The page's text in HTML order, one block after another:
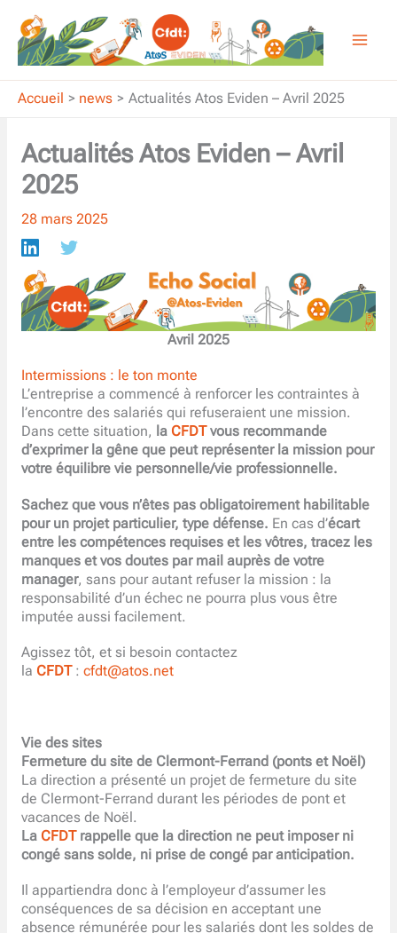
contenu
Accueil news Actualités Atos Eviden – Avril 2025
Actualités Atos Eviden – Avril
2025
28 mars 2025
Avril 2025
Intermissions : le ton monte
L’entreprise a commencé à renforcer les contraintes à
l’encontre des salariés qui refuseraient une mission.
Dans cette situation, la CFDTvous recommande
d’exprimer la gêne que peut représenter la mission pour
votre équilibre vie personnelle/vie professionnelle.
Sachez que vous n’êtes pas obligatoirement habilitable
pour un projet particulier, type défense. En cas d’écart
entre les compétences requises et les vôtres, tracez les
manques et vos doutes par mail auprès de votre
manager, sans pour autant refuser la mission : la
responsabilité d’un échec ne pourra plus vous être
imputée aussi facilement.
Agissez tôt, et si besoin contactez
la CFDT : cfdt@atos.net
Vie des sites
Fermeture du site de Clermont-Ferrand (ponts et Noël)
La direction a présenté un projet de fermeture du site
de Clermont-Ferrand durant les périodes de pont et
vacances de Noël.
La CFDTrappelle que la direction ne peut imposer ni
congé sans solde, ni prise de congé par anticipation.
Il appartiendra donc à l’employeur d’assumer les
conséquences de sa décision en acceptant une
absence rémunérée pour les salariés dont les soldes de